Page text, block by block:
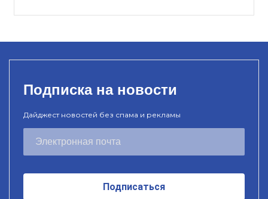
Подписка на новости
Дайджест новостей без спама и рекламы
Подписаться